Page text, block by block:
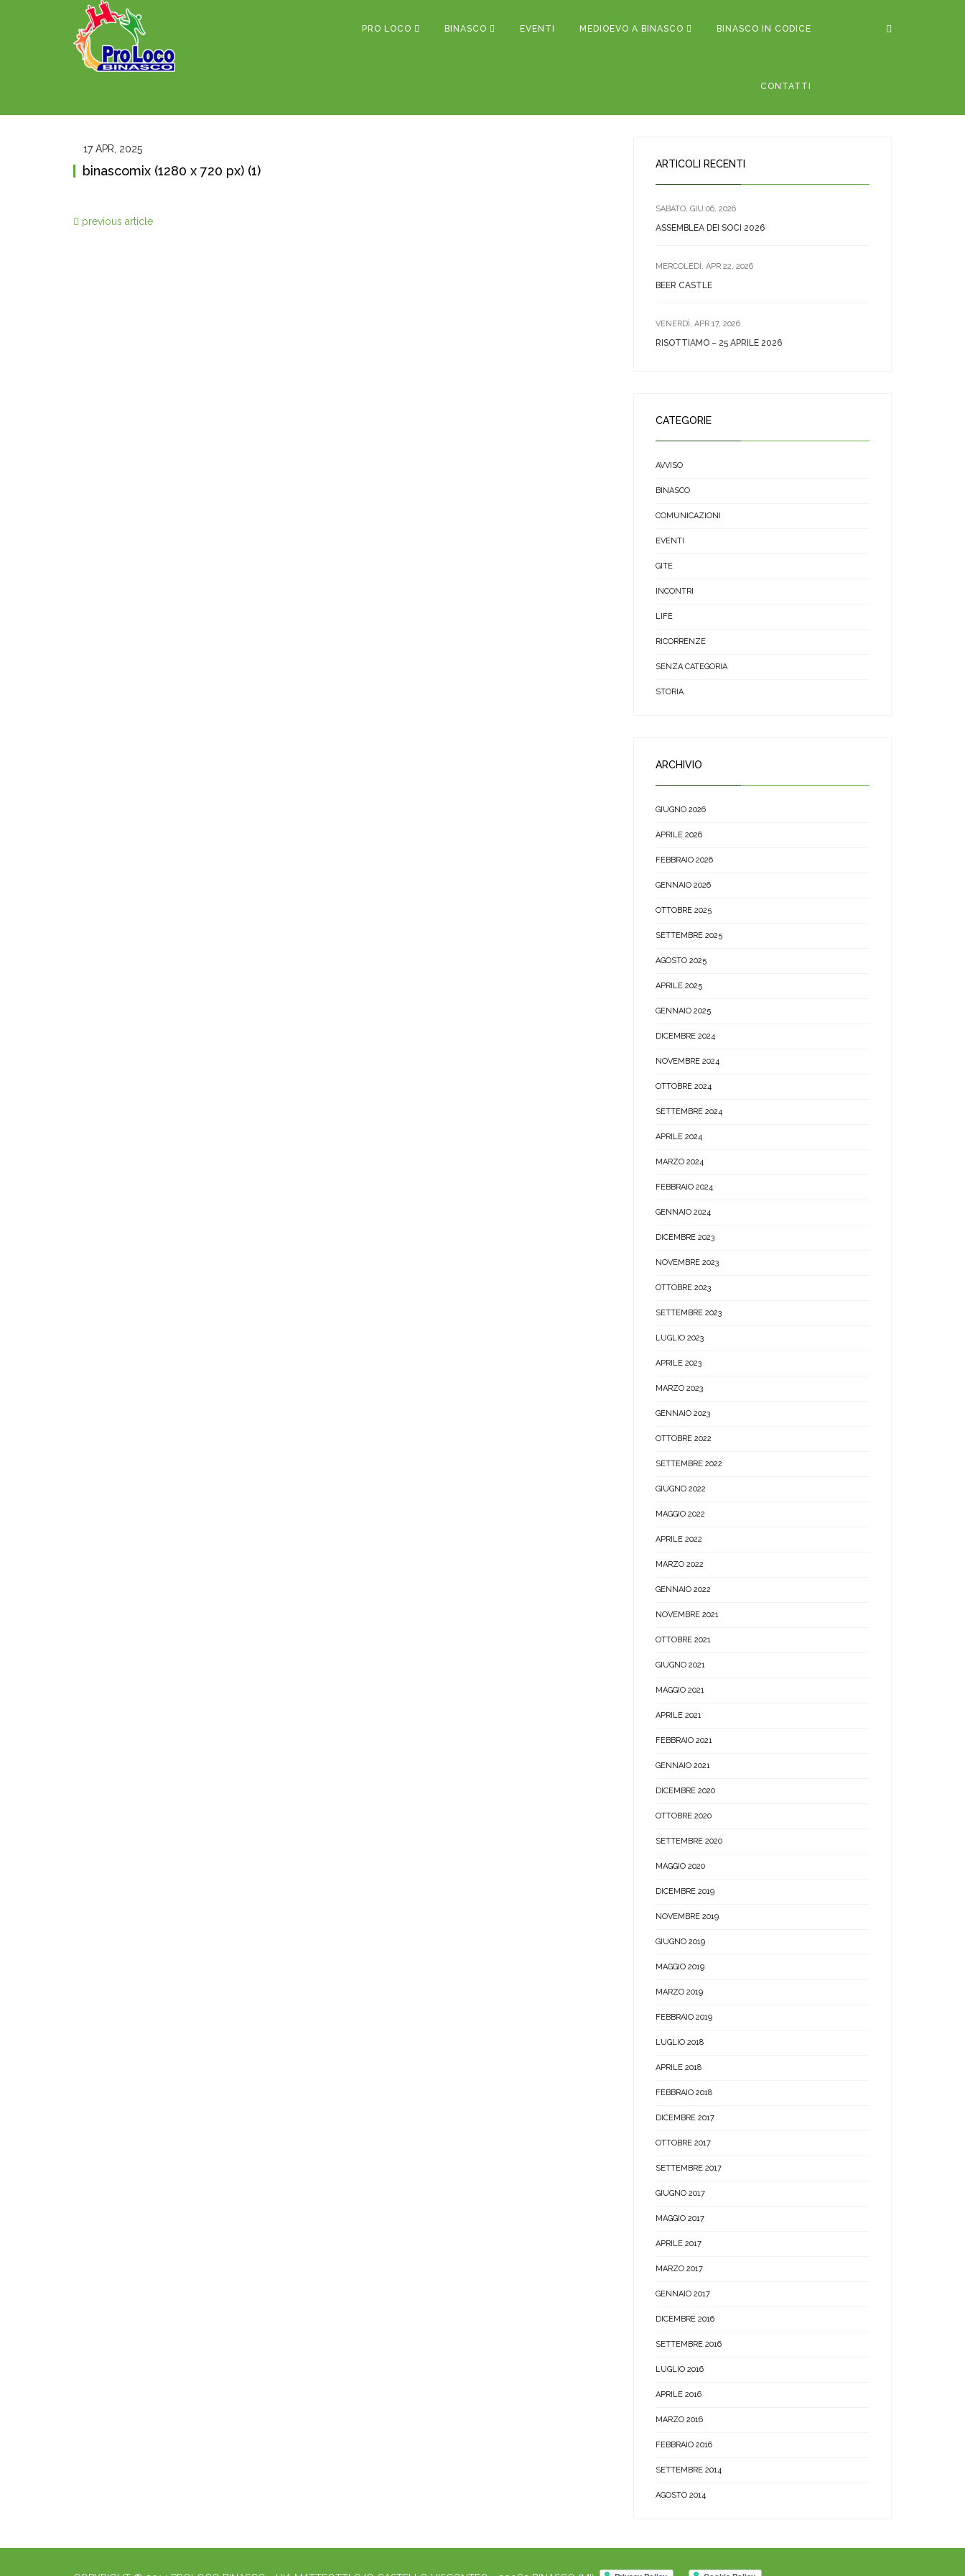
PRO LOCO BINASCO EVENTI MEDIOEVO A BINASCO BINASCO IN CODICE
CONTATTI
17 APR, 2025
binascomix (1280 x 720 px) (1)
previous article
ARTICOLI RECENTI
SABATO, GIU 06, 2026
ASSEMBLEA DEI SOCI 2026
MERCOLEDÌ, APR 22, 2026
BEER CASTLE
VENERDÌ, APR 17, 2026
RISOTTIAMO – 25 APRILE 2026
CATEGORIE
AVVISO
BINASCO
COMUNICAZIONI
EVENTI
GITE
INCONTRI
LIFE
RICORRENZE
SENZA CATEGORIA
STORIA
ARCHIVIO
GIUGNO 2026
APRILE 2026
FEBBRAIO 2026
GENNAIO 2026
OTTOBRE 2025
SETTEMBRE 2025
AGOSTO 2025
APRILE 2025
GENNAIO 2025
DICEMBRE 2024
NOVEMBRE 2024
OTTOBRE 2024
SETTEMBRE 2024
APRILE 2024
MARZO 2024
FEBBRAIO 2024
GENNAIO 2024
DICEMBRE 2023
NOVEMBRE 2023
OTTOBRE 2023
SETTEMBRE 2023
LUGLIO 2023
APRILE 2023
MARZO 2023
GENNAIO 2023
OTTOBRE 2022
SETTEMBRE 2022
GIUGNO 2022
MAGGIO 2022
APRILE 2022
MARZO 2022
GENNAIO 2022
NOVEMBRE 2021
OTTOBRE 2021
GIUGNO 2021
MAGGIO 2021
APRILE 2021
FEBBRAIO 2021
GENNAIO 2021
DICEMBRE 2020
OTTOBRE 2020
SETTEMBRE 2020
MAGGIO 2020
DICEMBRE 2019
NOVEMBRE 2019
GIUGNO 2019
MAGGIO 2019
MARZO 2019
FEBBRAIO 2019
LUGLIO 2018
APRILE 2018
FEBBRAIO 2018
DICEMBRE 2017
OTTOBRE 2017
SETTEMBRE 2017
GIUGNO 2017
MAGGIO 2017
APRILE 2017
MARZO 2017
GENNAIO 2017
DICEMBRE 2016
SETTEMBRE 2016
LUGLIO 2016
APRILE 2016
MARZO 2016
FEBBRAIO 2016
SETTEMBRE 2014
AGOSTO 2014